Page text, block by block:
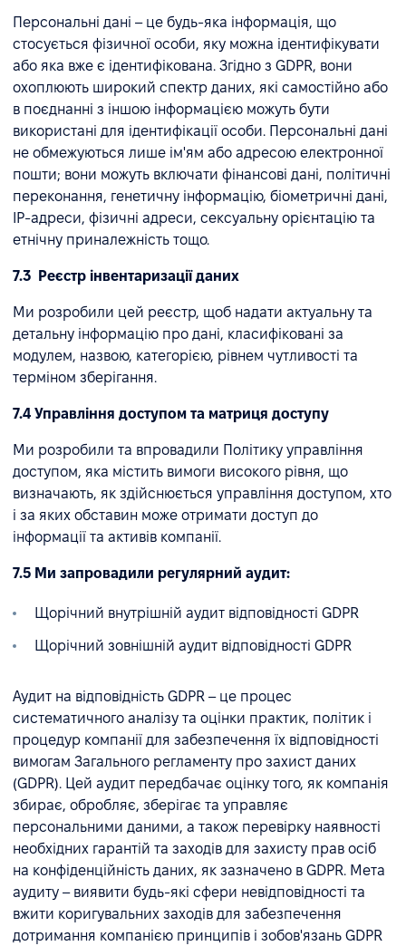
Персональні дані – це будь-яка інформація, що
стосується фізичної особи, яку можна ідентифікувати
або яка вже є ідентифікована. Згідно з GDPR, вони
охоплюють широкий спектр даних, які самостійно або
в поєднанні з іншою інформацією можуть бути
використані для ідентифікації особи. Персональні дані
не обмежуються лише ім'ям або адресою електронної
пошти; вони можуть включати фінансові дані, політичні
переконання, генетичну інформацію, біометричні дані,
IP-адреси, фізичні адреси, сексуальну орієнтацію та
етнічну приналежність тощо.
7.3 Реєстр інвентаризації даних
Ми розробили цей реєстр, щоб надати актуальну та
детальну інформацію про дані, класифіковані за
модулем, назвою, категорією, рівнем чутливості та
терміном зберігання.
7.4 Управління доступом та матриця доступу
Ми розробили та впровадили Політику управління
доступом, яка містить вимоги високого рівня, що
визначають, як здійснюється управління доступом, хто
і за яких обставин може отримати доступ до
інформації та активів компанії.
7.5 Ми запровадили регулярний аудит:
Щорічний внутрішній аудит відповідності GDPR
Щорічний зовнішній аудит відповідності GDPR
Аудит на відповідність GDPR – це процес
систематичного аналізу та оцінки практик, політик і
процедур компанії для забезпечення їх відповідності
вимогам Загального регламенту про захист даних
(GDPR). Цей аудит передбачає оцінку того, як компанія
збирає, обробляє, зберігає та управляє
персональними даними, а також перевірку наявності
необхідних гарантій та заходів для захисту прав осіб
на конфіденційність даних, як зазначено в GDPR. Мета
аудиту – виявити будь-які сфери невідповідності та
вжити коригувальних заходів для забезпечення
дотримання компанією принципів і зобов'язань GDPR